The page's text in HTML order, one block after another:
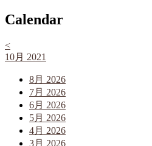
Calendar
<
10月 2021
8月 2026
7月 2026
6月 2026
5月 2026
4月 2026
3月 2026